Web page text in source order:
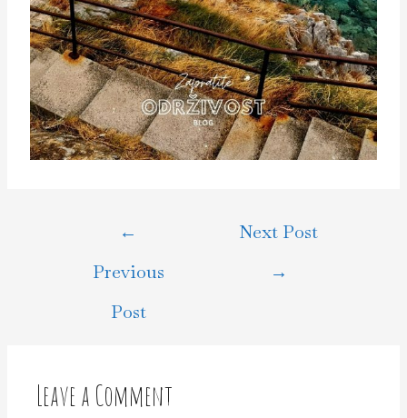
←
Previous
Post
Next Post
→
Leave a Comment